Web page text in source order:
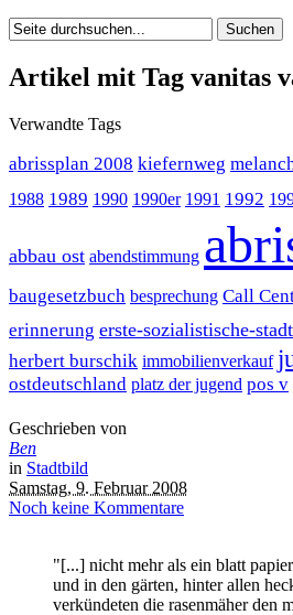
Artikel mit Tag vanitas
Verwandte Tags
abrissplan 2008 kiefernweg
1988 1989 1990 1990er 1991 1992
abbau ost abendstimmung
baugesetzbuch besprechung Call
erinnerung erste-sozialistische-
herbert burschik immobilienverkauf
ostdeutschland platz der jugend pos v
Geschrieben von
Ben
in Stadtbild
Samstag, 9. Februar 2008
Noch keine Kommentare
"[...] nicht mehr als ein blatt
und in den gärten, hinter allen
verkündeten die rasenmäher den